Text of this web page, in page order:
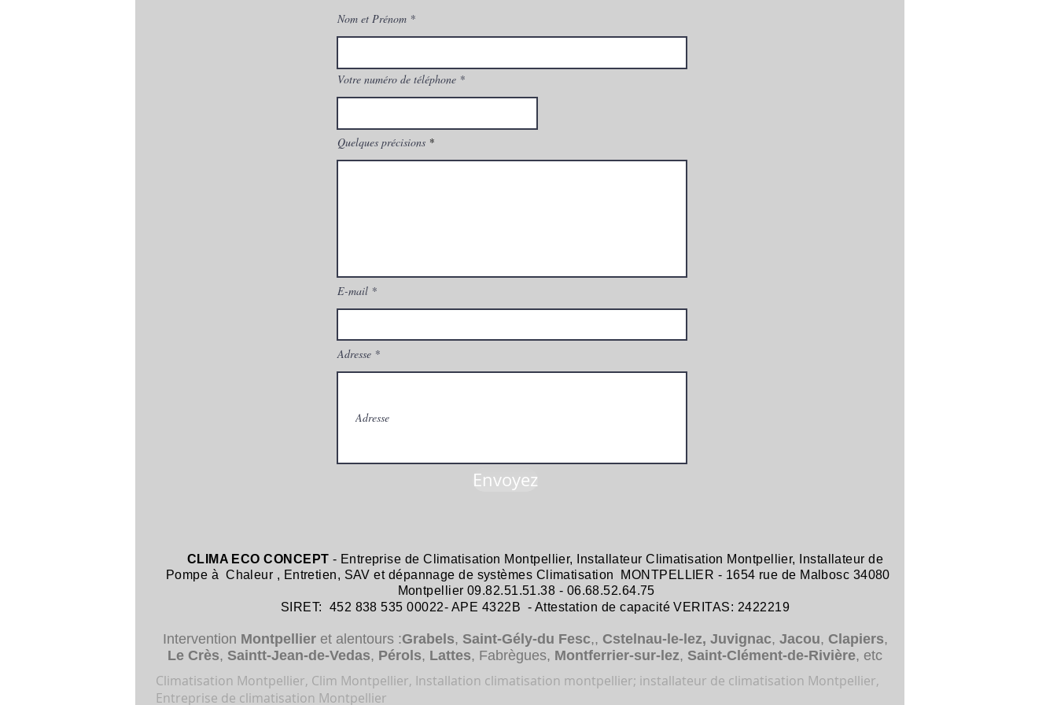
Nom et Prénom
Votre numéro de téléphone
Quelques précisions
E-mail
Adresse
Envoyez
CLIMA ECO CONCEPT - Entreprise deClimatisation Montpellier, Installateur Climatisation Montpellier,
Installateur de
Pompe à Chaleur , Entretien, SAV et dépannage de systèmes Climatisation MONTPELLIER - 1654 rue de Malbosc 34080
Montpellier 09.82.51.51.38 - 06.68.52.64.75
SIRET: 452 838 535 00022- APE 4322B - Attestation de capacité VERITAS: 2422219
Intervention Montpellieret alentours :Grabels, Saint-Gély-du Fesc,, Cstelnau-le-lez, Juvignac, Jacou, Clapiers,
Le Crès, Saintt-Jean-de-Vedas, Pérols, Lattes, Fabrègues, Montferrier-sur-lez, Saint-Clément-de-Rivière, etc
Climatisation Montpellier, Clim Montpellier, Installation climatisation montpellier; installateur de climatisation Montpellier,
Entreprise de climatisation Montpellier